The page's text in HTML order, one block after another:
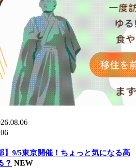
】9/5東京開催！ちょっと気になる高
？ NEW